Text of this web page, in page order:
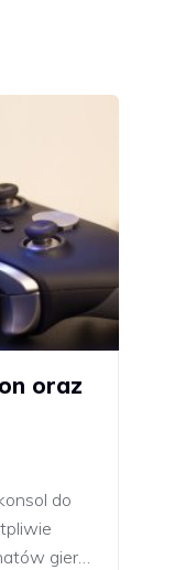
oraz
do
gier…